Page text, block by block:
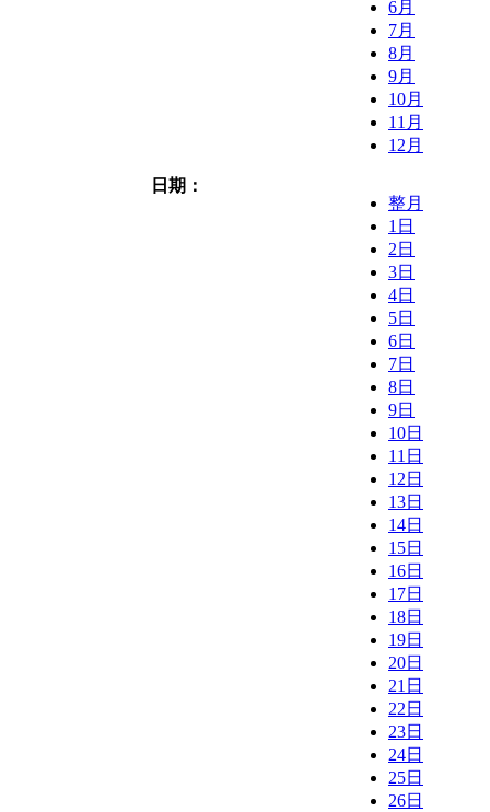
6月
7月
8月
9月
10月
11月
12月
日期：
整月
1日
2日
3日
4日
5日
6日
7日
8日
9日
10日
11日
12日
13日
14日
15日
16日
17日
18日
19日
20日
21日
22日
23日
24日
25日
26日